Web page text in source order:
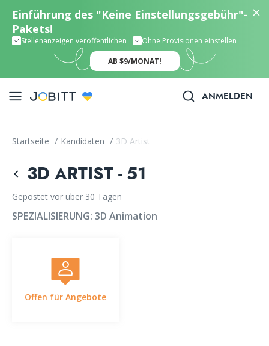
Einführung des "Keine Einstellungsgebühr"-
Pakets!
Stellenanzeigen veröffentlichen Ohne Provisionen einstellen
AB $9/MONAT!
ANMELDEN
Startseite / Kandidaten / 3D Artist
3D ARTIST - 51
Gepostet vor über 30 Tagen
SPEZIALISIERUNG: 3D Animation
Offen für Angebote